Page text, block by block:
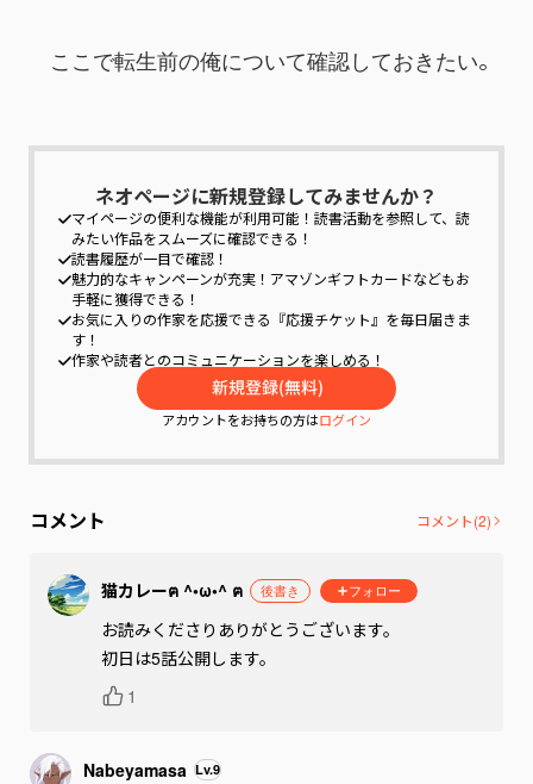
ここで転生前の俺について確認しておきたい。
ネオページに新規登録してみませんか？
マイページの便利な機能が利用可能！ 読書活動を参照して、読
みたい作品をスムーズに確認できる！
読書履歴が一目で確認！
魅力的なキャンペーンが充実！ アマゾンギフトカードなどもお
手軽に獲得できる！
お気に入りの作家を応援できる『応援チケット』を毎日届きま
す！
作家や読者とのコミュニケーションを楽しめる！
アカウントをお持ちの方はログイン
コメント コメント(2)
猫カレーฅ ^•ω•^ ฅ 後書き フォロー
お読みくださりありがとうございます。
初日は5話公開します。
1
Nabeyamasa Lv.9